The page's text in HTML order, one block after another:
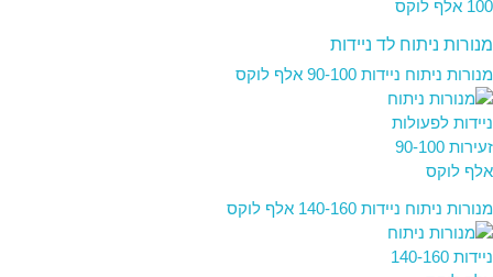
מנורות ניתוח לד ניידות
מנורות ניתוח ניידות 90-100 אלף לוקס
מנורות ניתוח ניידות 140-160 אלף לוקס